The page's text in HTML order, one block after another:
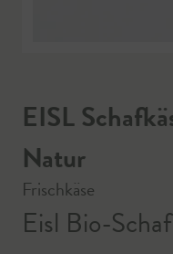
EISL
Natur
Frischkäse
Eisl Bio-